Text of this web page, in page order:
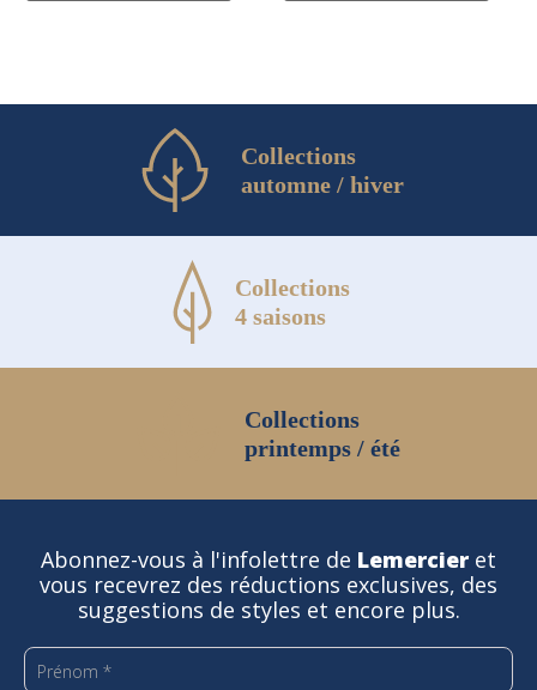
Collections
automne / hiver
Collections
4 saisons
Collections
printemps / été
Abonnez-vous à l'infolettre de Lemercier et
vous recevrez des réductions exclusives, des
suggestions de styles et encore plus.